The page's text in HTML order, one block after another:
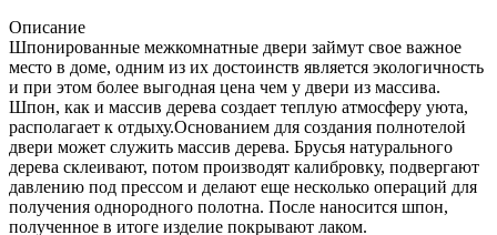
Описание
Шпонированные межкомнатные двери займут свое важное
место в доме, одним из их достоинств является экологичность
и при этом более выгодная цена чем у двери из массива.
Шпон, как и массив дерева создает теплую атмосферу уюта,
располагает к отдыху.Основанием для создания полнотелой
двери может служить массив дерева. Брусья натурального
дерева склеивают, потом производят калибровку, подвергают
давлению под прессом и делают еще несколько операций для
получения однородного полотна. После наносится шпон,
полученное в итоге изделие покрывают лаком.